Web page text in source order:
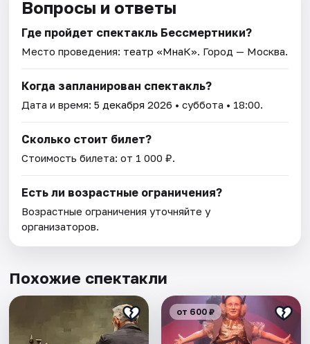
Вопросы и ответы
Где пройдет спектакль Бессмертники?
Место проведения: театр «МнаК». Город — Москва.
Когда запланирован спектакль?
Дата и время:5 декабря 2026 • суббота • 18:00.
Сколько стоит билет?
Стоимость билета: от 1 000 ₽.
Есть ли возрастные ограничения?
Возрастные ограничения уточняйте у
организаторов.
Похожие спектакли
от 600 ₽